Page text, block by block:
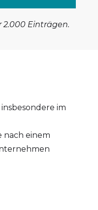
Einträgen.
im
nach einem